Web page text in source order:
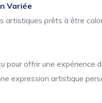
Variée
artistiques prêts à être
pour offrir une expérience
expression artistique